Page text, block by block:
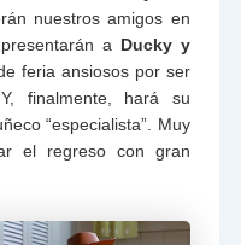
nuestros amigos en
a Ducky y
feria ansiosos por ser
finalmente, hará su
“especialista”. Muy
el regreso con gran